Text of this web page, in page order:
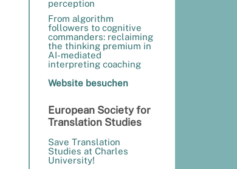
perception
From algorithm
followers to cognitive
commanders: reclaiming
the thinking premium in
AI-mediated
interpreting coaching
Website besuchen
European Society for
Translation Studies
Save Translation
Studies at Charles
University!